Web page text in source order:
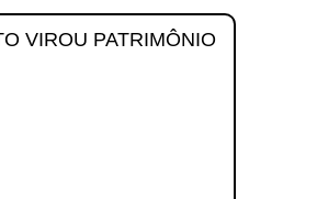
VIROU PATRIMÔNIO